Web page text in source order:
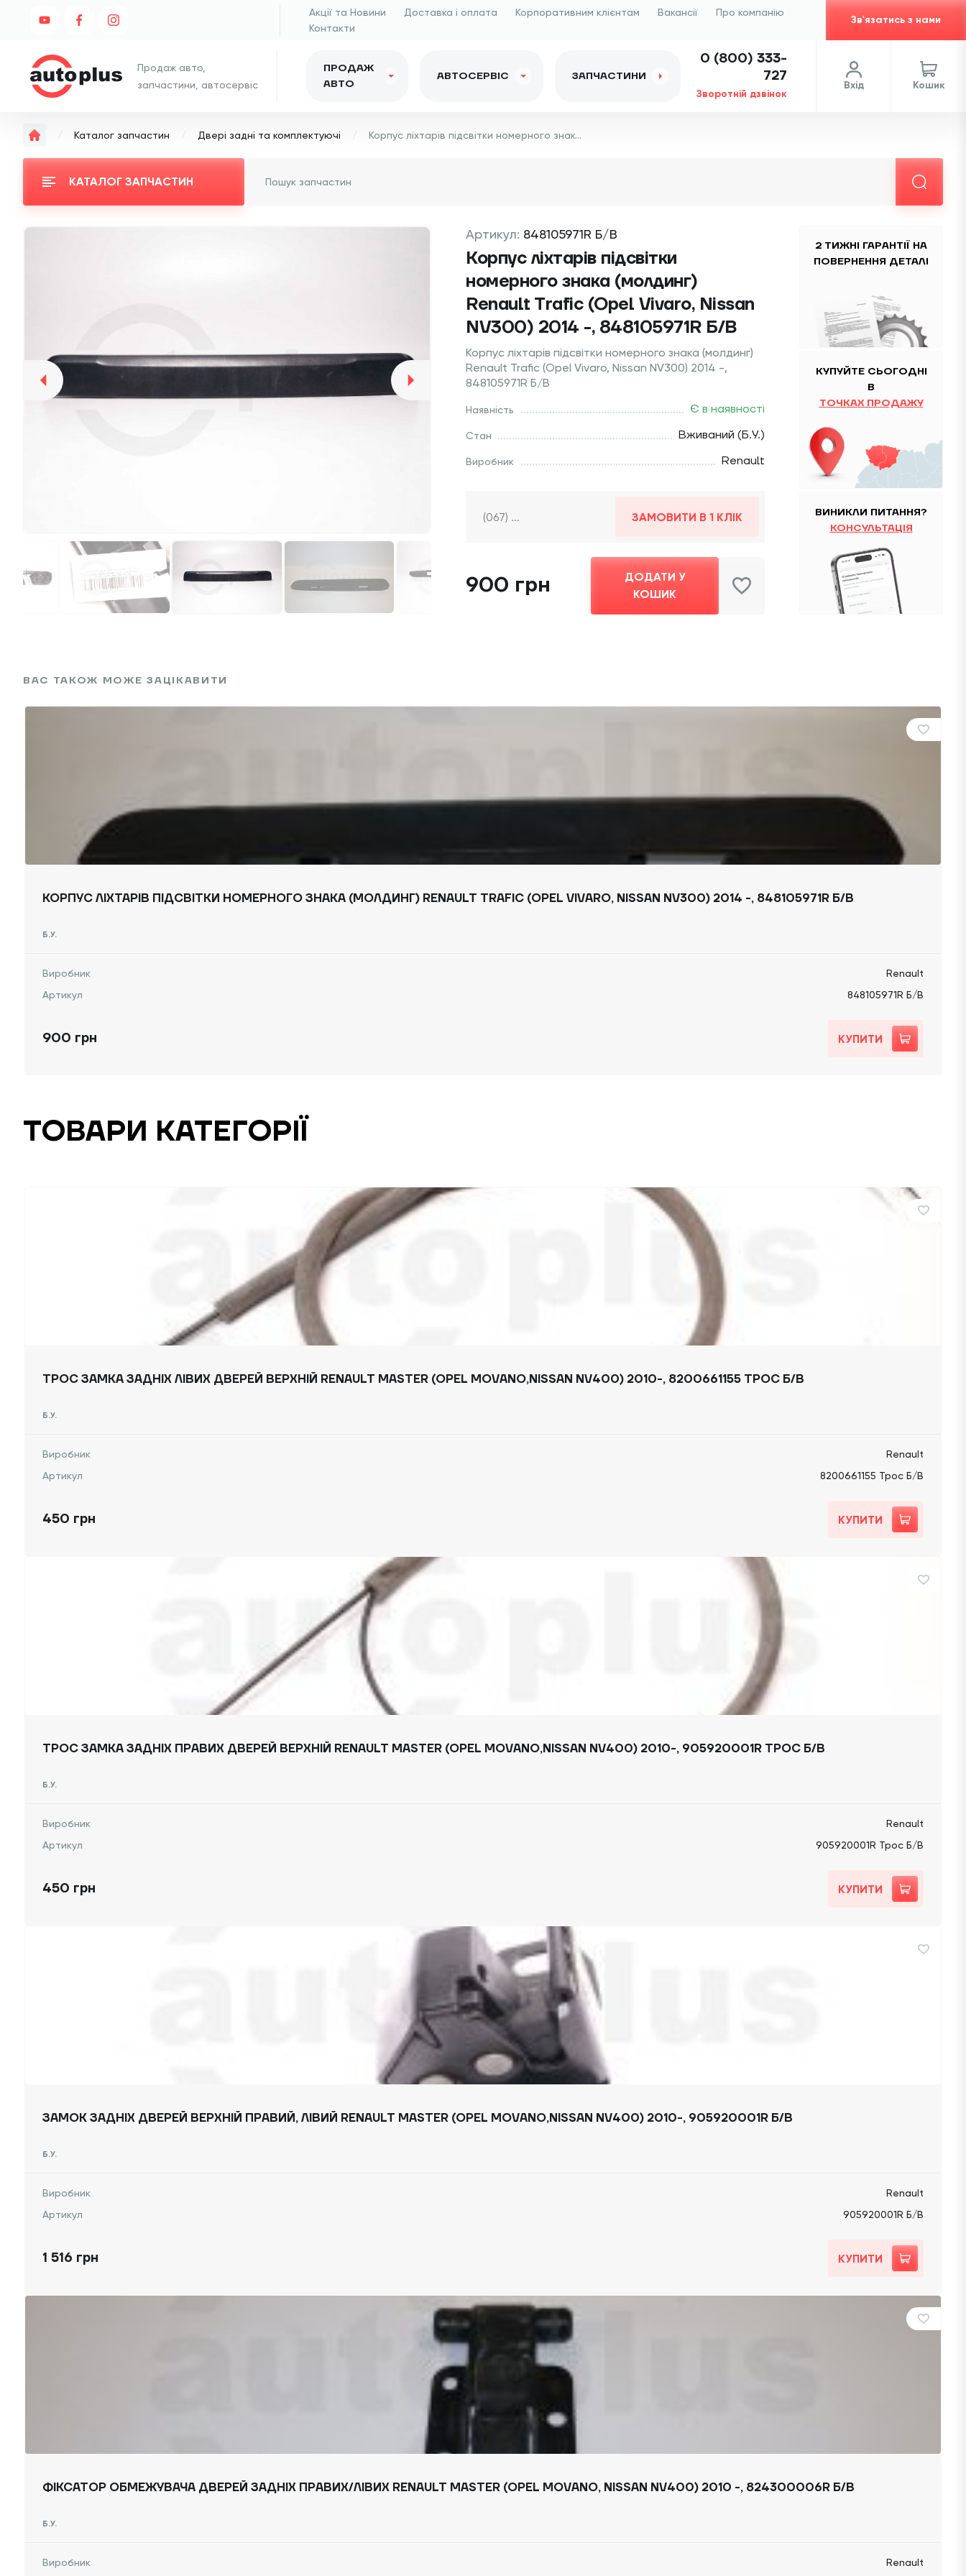
Акції та Новини Доставка і оплата Корпоративним клієнтам Вакансії
Про компанію
Контакти
Зв'язатись з нами
Продаж авто,
запчастини, автосервіс
ПРОДАЖ
АВТО
АВТОСЕРВІС ЗАПЧАСТИНИ
0 (800) 333-
727
Зворотній дзвінок
Вхід Кошик
Каталог запчастин Двері задні та комплектуючі Корпус ліхтарів підсвітки номерного знака (молдинг) Renault Trafic (Opel Vivaro, Nissan NV300) 2014 -, 848105971R Б/В
КАТАЛОГ ЗАПЧАСТИН
Артикул: 848105971R Б/В
Корпус ліхтарів підсвітки
номерного знака (молдинг)
Renault Trafic (Opel Vivaro, Nissan
NV300) 2014 -, 848105971R Б/В
Корпус ліхтарів підсвітки номерного знака (молдинг)
Renault Trafic (Opel Vivaro, Nissan NV300) 2014 -,
848105971R Б/В
Наявність Є в наявності
Стан Вживаний (Б.У.)
Виробник Renault
ЗАМОВИТИ В 1 КЛІК
900 грн
ДОДАТИ У
КОШИК
2 ТИЖНІ ГАРАНТІЇ НА
ПОВЕРНЕННЯ ДЕТАЛІ
КУПУЙТЕCЬОГОДНІ
В
ТОЧКАХ ПРОДАЖУ
ВИНИКЛИ ПИТАННЯ?
КОНСУЛЬТАЦІЯ
ВАС ТАКОЖ МОЖЕ ЗАЦІКАВИТИ
КОРПУС ЛІХТАРІВ ПІДСВІТКИ НОМЕРНОГО ЗНАКА (МОЛДИНГ) RENAULT TRAFIC (OPEL VIVARO, NISSAN NV300) 2014 -, 848105971R Б/В
Б.У.
Виробник
Renault
Артикул
848105971R Б/В
900 грн КУПИТИ
ТОВАРИ КАТЕГОРІЇ
ТРОС ЗАМКА ЗАДНІХ ЛІВИХ ДВЕРЕЙ ВЕРХНІЙ RENAULT MASTER (OPEL MOVANO,NISSAN NV400) 2010-, 8200661155 ТРОС Б/В
Б.У.
Виробник
Renault
Артикул
8200661155 Трос Б/В
450 грн КУПИТИ
ТРОС ЗАМКА ЗАДНІХ ПРАВИХ ДВЕРЕЙ ВЕРХНІЙ RENAULT MASTER (OPEL MOVANO,NISSAN NV400) 2010-, 905920001R ТРОС Б/В
Б.У.
Виробник
Renault
Артикул
905920001R Трос Б/В
450 грн КУПИТИ
ЗАМОК ЗАДНІХ ДВЕРЕЙ ВЕРХНІЙ ПРАВИЙ, ЛІВИЙ RENAULT MASTER (OPEL MOVANO,NISSAN NV400) 2010-, 905920001R Б/В
Б.У.
Виробник
Renault
Артикул
905920001R Б/В
1 516 грн КУПИТИ
ФІКСАТОР ОБМЕЖУВАЧА ДВЕРЕЙ ЗАДНІХ ПРАВИХ/ЛІВИХ RENAULT MASTER (OPEL MOVANO, NISSAN NV400) 2010 -, 824300006R Б/В
Б.У.
Виробник Renault